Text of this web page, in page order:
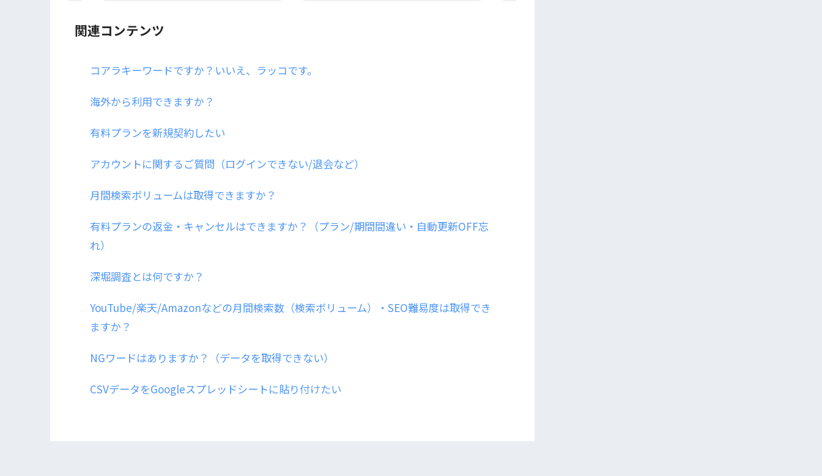
関連コンテンツ
コアラキーワードですか？いいえ、ラッコです。
海外から利用できますか？
有料プランを新規契約したい
アカウントに関するご質問（ログインできない/退会など）
月間検索ボリュームは取得できますか？
有料プランの返金・キャンセルはできますか？（プラン/期間間違い・自動更新OFF忘
れ）
深堀調査とは何ですか？
YouTube/楽天/Amazonなどの月間検索数（検索ボリューム）・SEO難易度は取得でき
ますか？
NGワードはありますか？（データを取得できない）
CSVデータをGoogleスプレッドシートに貼り付けたい